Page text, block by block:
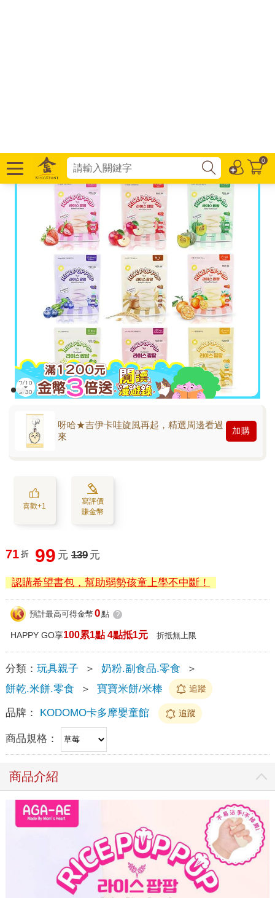
呀哈★吉伊卡哇旋風再起，精選周邊看過
來
加購
喜歡+1
寫評價
賺金幣
71 折 99 元 139 元
認購希望書包，幫助弱勢孩童上學不中斷！
預計最高可得金幣 0點 ?
HAPPY GO享100累1點 4點抵1元 折抵無上限
分類： 玩具親子 ＞ 奶粉.副食品.零食
＞
餅乾.米餅.零食
＞ 寶寶米餅/米棒 追蹤
品牌： KODOMO卡多摩嬰童館 追蹤
商品規格：
商品介紹